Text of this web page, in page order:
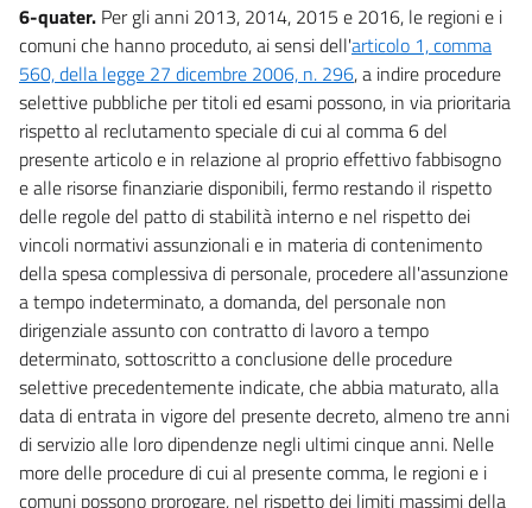
6-quater. Per gli anni 2013, 2014, 2015 e 2016, le regioni e i
comuni che hanno proceduto, ai sensi dell'articolo 1, comma
560, della legge 27 dicembre 2006, n. 296, a indire procedure
selettive pubbliche per titoli ed esami possono, in via prioritaria
rispetto al reclutamento speciale di cui al comma 6 del
presente articolo e in relazione al proprio effettivo fabbisogno
e alle risorse finanziarie disponibili, fermo restando il rispetto
delle regole del patto di stabilità interno e nel rispetto dei
vincoli normativi assunzionali e in materia di contenimento
della spesa complessiva di personale, procedere all'assunzione
a tempo indeterminato, a domanda, del personale non
dirigenziale assunto con contratto di lavoro a tempo
determinato, sottoscritto a conclusione delle procedure
selettive precedentemente indicate, che abbia maturato, alla
data di entrata in vigore del presente decreto, almeno tre anni
di servizio alle loro dipendenze negli ultimi cinque anni. Nelle
more delle procedure di cui al presente comma, le regioni e i
comuni possono prorogare, nel rispetto dei limiti massimi della